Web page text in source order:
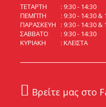
ΤΕΤΑΡΤΗ
9:30 - 14:30
ΠΕΜΠΤΗ
9:30 - 14:30 &
ΠΑΡΑΣΚΕΥΗ
9:30 - 14:30 &
ΣΑΒΒΑΤΟ
9:30 - 14:30
ΚΥΡΙΑΚΗ
ΚΛΕΙΣΤΑ
Βρείτε μας στο